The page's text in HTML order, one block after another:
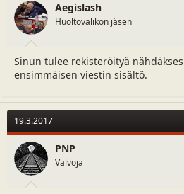
Aegislash
Huoltovalikon jäsen
Sinun tulee rekisteröityä
ensimmäisen viestin sisältö.
19.3.2017
PNP
Valvoja